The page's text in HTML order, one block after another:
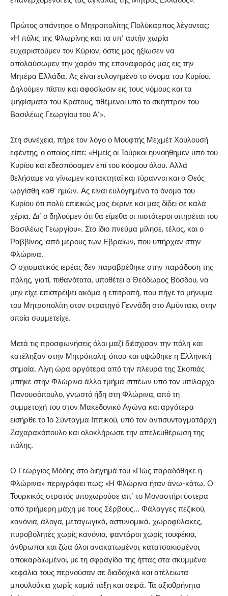
Πρώτος απάντησε ο Μητροπολίτης Πολύκαρπος λέγοντας:
«Η πόλις της Φλωρίνης και τα υπ’ αυτήν χωρία
ευχαριστούμεν τον Κύριον, όστις μας ηξίωσεν να
απολαύσωμεν την χαράν της επαναφοράς μας εις την
Μητέρα Ελλάδα. Ας είναι ευλογημένο το όνομα του Κυρίου.
Δηλούμεν πίστιν και αφοσίωσιν εις τους νόμους και τα
ψηφίσματα του Κράτους, τιθέμενοι υπό το σκήπτρον του
Βασιλέως Γεωργίου του Α’».
Στη συνέχεια, πήρε τον λόγο ο Μουφτής Μεχμέτ Χουλουσή
εφέντης, ο οποίος είπε: «Ημείς οι Τούρκοι ηυνοήθημεν υπό του
Κυρίου και εδεσπόσαμεν επί του κόσμου όλου. Αλλά
θελήσαμε να γίνωμεν κατακτηταί και τύραννοι και ο Θεός
ωργίσθη καθ’ ημών. Ας είναι ευλογημένο το όνομα του
Κυρίου ότι πολύ επιεικώς μας έκρινε και μας δίδει σε καλά
χέρια. Δι’ ο δηλούμεν ότι θα είμεθα οι πιστότεροι υπηρέται του
Βασιλέως Γεωργίου». Στο ίδιο πνεύμα μίλησε, τέλος, και ο
Ραββίνος, από μέρους των Εβραίων, που υπήρχαν στην
Φλώρινα.
Ο σχισματικός ιερέας δεν παραβρέθηκε στην παράδοση της
πόλης, γιατί, πιθανότατα, υποθέτει ο Θεόδωρος Βόσδου, να
μην είχε επιστρέψει ακόμα η επιτροπή, που πήγε το μήνυμα
του Μητροπολίτη στον στρατηγό Γεννάδη στο Αμύνταιο, στην
οποία συμμετείχε.
Μετά τις προσφωνήσεις όλοι μαζί διέσχισαν την πόλη και
κατέληξαν στην Μητρόπολη, όπου και υψώθηκε η Ελληνική
σημαία. Λίγη ώρα αργότερα από την πλευρά της Σκοπιάς
μπήκε στην Φλώρινα άλλο τμήμα ιππέων υπό τον υπίλαρχο
Πανουσόπουλο, γνωστό ήδη στη Φλώρινα, από τη
συμμετοχή του στον Μακεδονικό Αγώνα και αργότερα
εισήρθε το 1ο Σύνταγμα Ιππικού, υπό τον αντισυνταγματάρχη
Ζαχαρακόπουλο και ολοκλήρωσε την απελευθέρωση της
πόλης.
Ο Γεώργιος Μόδης στο διήγημά του «Πώς παραδόθηκε η
Φλώρινα» περιγράφει πως: «Η Φλώρινα ήταν άνω-κάτω. O
Τουρκικός στρατός υποχωρούσε απ’ το Μοναστήρι ύστερα
από τριήμερη μάχη με τους Σέρβους… Φάλαγγες πεζικού,
κανόνια, άλογα, μεταγωγικά, αστυνομικά. χωροφύλακες,
πυροβολητές χωρίς κανόνια, φαντάροι χωρίς τουφέκια,
άνθρωποι και ζώα όλοι ανακατωμένοι, κατατσακισμένοι,
αποκαρδιωμένοι, με τη σφραγίδα της ήττας στα σκυμμένα
κεφάλια τους περνούσαν σε διαδοχικά και ατέλειωτα
μπουλούκια χωρίς καμιά τάξη και σειρά. Τα αξιοθρήνητα